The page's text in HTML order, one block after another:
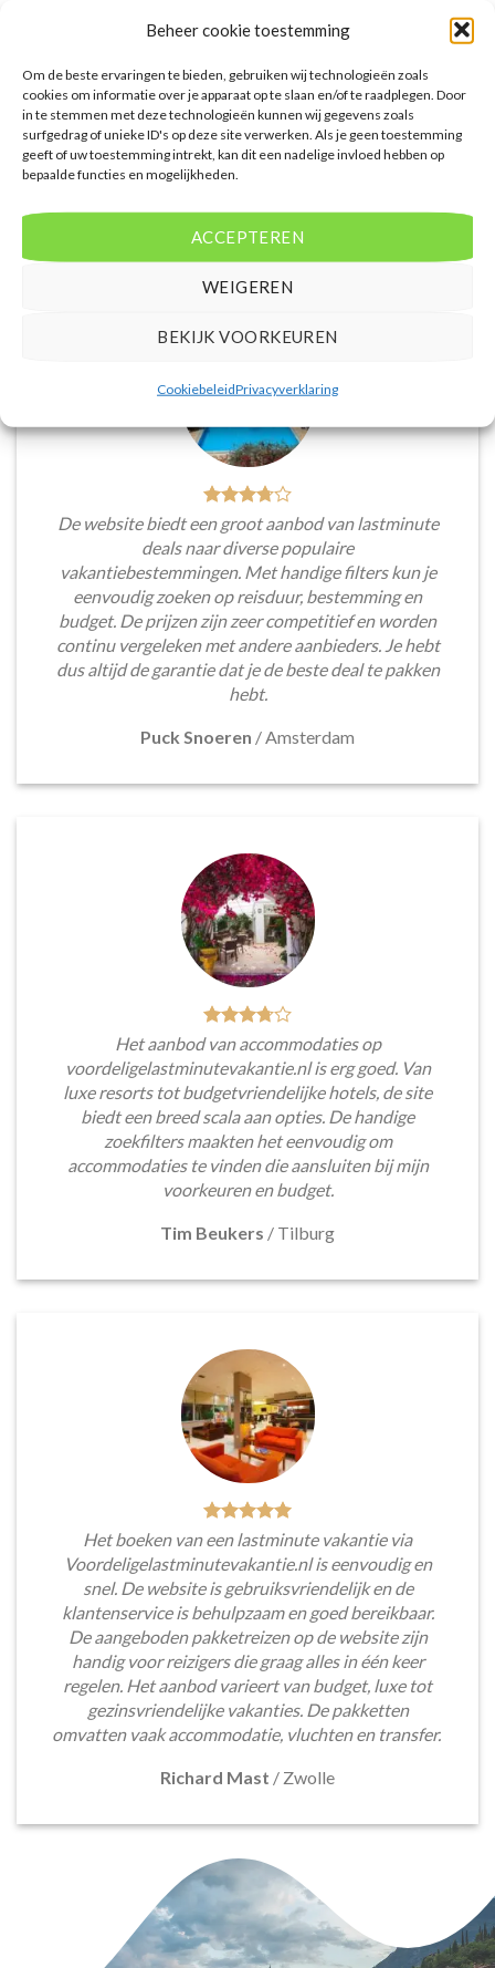
Beheer cookie toestemming
Om de beste ervaringen te bieden, gebruiken wij technologieën zoals
cookies om informatie over je apparaat op te slaan en/of te raadplegen. Door
in te stemmen met deze technologieën kunnen wij gegevens zoals
surfgedrag of unieke ID's op deze site verwerken. Als je geen toestemming
geeft of uw toestemming intrekt, kan dit een nadelige invloed hebben op
bepaalde functies en mogelijkheden.
ACCEPTEREN
WEIGEREN
BEKIJK VOORKEUREN
CookiebeleidPrivacyverklaring
Calma. U boekt deze reis direct bij
onze partner TUI. Nu vanaf EUR
PRIJZEN EN BOEKEN
boekt deze reis direct bij onze
partner TUI. Nu vanaf EUR 650.00
PRIJZEN EN BOEKEN
WAT ZE OVER ONS ZEGGEN
De website biedt een groot aanbod van lastminute
deals naar diverse populaire
vakantiebestemmingen. Met handige filters kun je
eenvoudig zoeken op reisduur, bestemming en
budget. De prijzen zijn zeer competitief en worden
continu vergeleken met andere aanbieders. Je hebt
dus altijd de garantie dat je de beste deal te pakken
hebt.
Puck Snoeren /Amsterdam
Het aanbod van accommodaties op
voordeligelastminutevakantie.nl is erg goed. Van
luxe resorts tot budgetvriendelijke hotels, de site
biedt een breed scala aan opties. De handige
zoekfilters maakten het eenvoudig om
accommodaties te vinden die aansluiten bij mijn
voorkeuren en budget.
Tim Beukers / Tilburg
Het boeken van een lastminute vakantie via
Voordeligelastminutevakantie.nl is eenvoudig en
snel. De website is gebruiksvriendelijk en de
klantenservice is behulpzaam en goed bereikbaar.
De aangeboden pakketreizen op de website zijn
handig voor reizigers die graag alles in één keer
regelen. Het aanbod varieert van budget, luxe tot
gezinsvriendelijke vakanties. De pakketten
omvatten vaak accommodatie, vluchten en transfer.
Richard Mast / Zwolle